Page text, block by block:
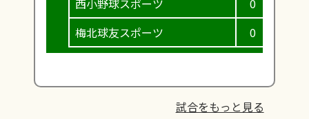
西小野球スポーツ
梅北球友スポーツ
0
0
試合をもっと見る